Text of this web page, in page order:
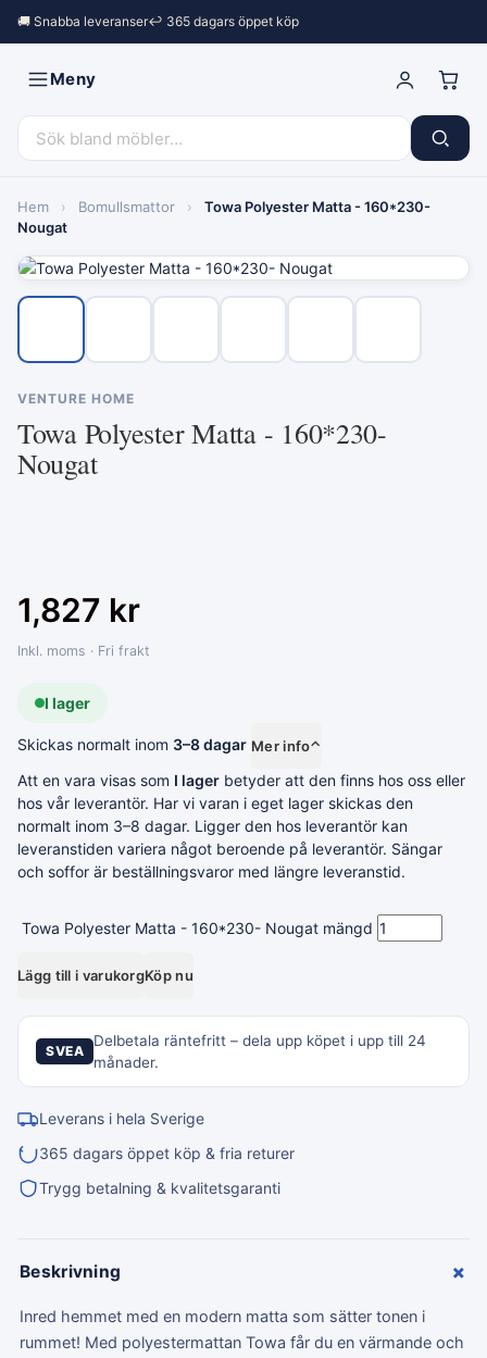
🚚 Snabba leveranser↩︎ 365 dagars öppet köp
Meny
Hem › Bomullsmattor ›
Towa Polyester Matta - 160*230-
Nougat
VENTURE HOME
Towa Polyester Matta - 160*230-
Nougat
1,827 kr
Inkl. moms · Fri frakt
I lager
Skickas normalt inom 3–8 dagar Mer info⌃
Att en vara visas som I lager betyder att den finns hos oss eller
hos vår leverantör. Har vi varan i eget lager skickas den
normalt inom 3–8 dagar. Ligger den hos leverantör kan
leveranstiden variera något beroende på leverantör. Sängar
och soffor är beställningsvaror med längre leveranstid.
Towa Polyester Matta - 160*230- Nougat mängd
Lägg till i varukorgKöp nu
SVEA
Delbetala räntefritt – dela upp köpet i upp till 24
månader.
Leverans i hela Sverige
365 dagars öppet köp & fria returer
Trygg betalning & kvalitetsgaranti
Beskrivning +
Inred hemmet med en modern matta som sätter tonen i
rummet! Med polyestermattan Towa får du en värmande och